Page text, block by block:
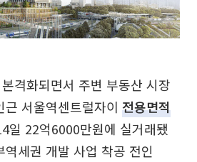
격화되면서 주변 부동산 시장
서울역센트럴자이 전용면적
일 22억6000만원에 실거래됐
세권 개발 사업 착공 전인